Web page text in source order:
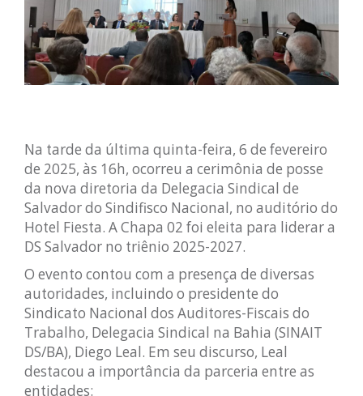
Na tarde da última quinta-feira, 6 de fevereiro
de 2025, às 16h, ocorreu a cerimônia de posse
da nova diretoria da Delegacia Sindical de
Salvador do Sindifisco Nacional, no auditório do
Hotel Fiesta. A Chapa 02 foi eleita para liderar a
DS Salvador no triênio 2025-2027.
O evento contou com a presença de diversas
autoridades, incluindo o presidente do
Sindicato Nacional dos Auditores-Fiscais do
Trabalho, Delegacia Sindical na Bahia (SINAIT
DS/BA), Diego Leal. Em seu discurso, Leal
destacou a importância da parceria entre as
entidades: